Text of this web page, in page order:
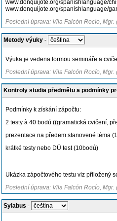
www.donquijote.org/spanishlanguage/
www.donquijote.org/spanishlanguage/
Poslední úprava: Vila Falcón Rocío, Mgr.
Metody výuky -
Výuka je vedena formou semináře a
Poslední úprava: Vila Falcón Rocío, Mgr.
Kontroly studia předmětu a podmínky
Podmínky k získání zápočtu:
2 testy à 40 bodů ((gramatická
prezentace na předem
krátké testy nebo DÚ test
Ukázka zápočtového testu viz přiložený
Poslední úprava: Vila Falcón Rocío, Mgr.
Sylabus -